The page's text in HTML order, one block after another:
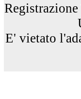
E' vietato